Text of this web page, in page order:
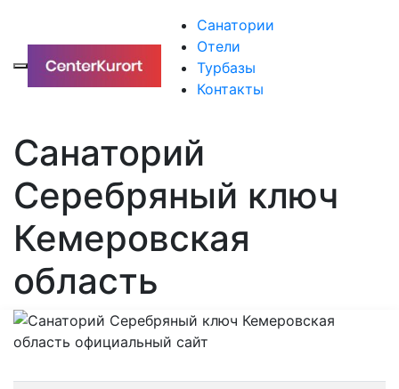
Санатории
Отели
Турбазы
Контакты
Санаторий
Серебряный ключ
Кемеровская
область